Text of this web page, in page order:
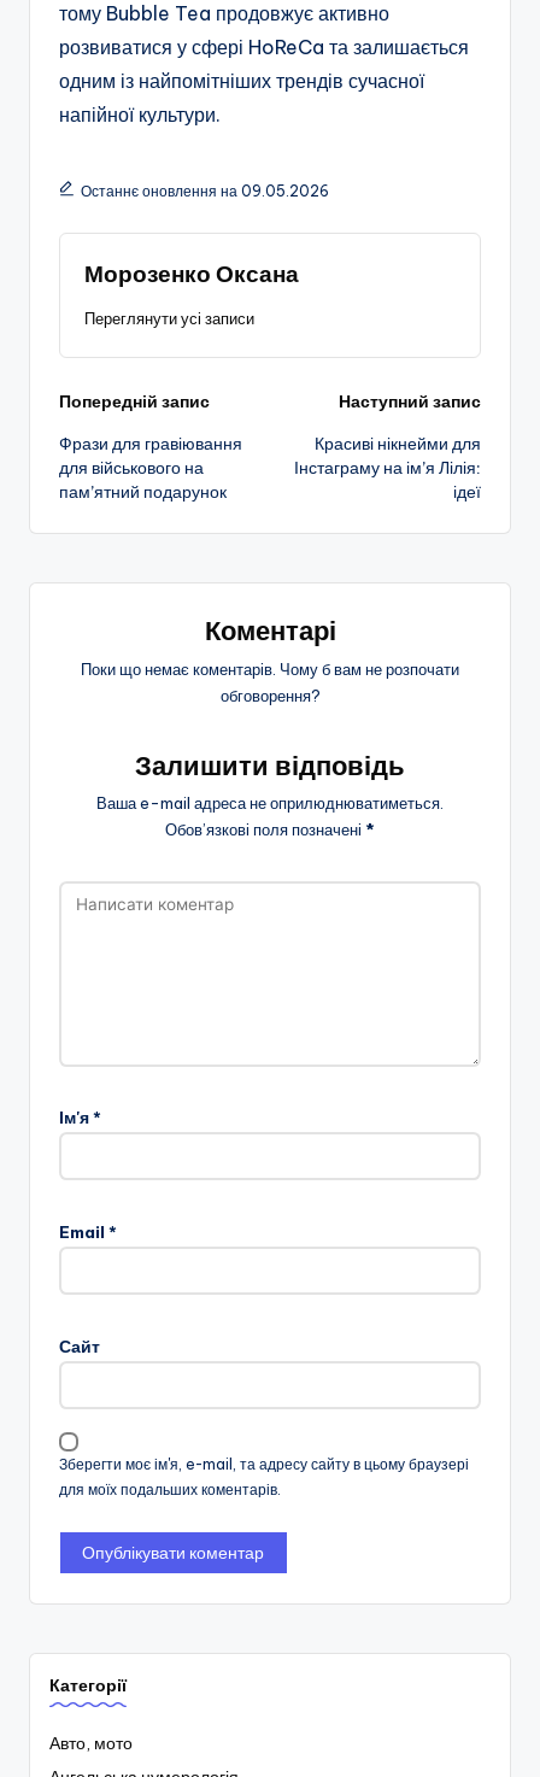
тому Bubble Tea продовжує активно
розвиватися у сфері HoReCa та залишається
одним із найпомітніших трендів сучасної
напійної культури.
Останнє оновлення на 09.05.2026
Морозенко Оксана
Переглянути усі записи
Навігація
по
запису
Попередній запис
Фрази для гравіювання
для військового на
пам’ятний подарунок
Наступний запис
Красиві нікнейми для
Інстаграму на ім’я Лілія:
ідеї
Коментарі
Поки що немає коментарів. Чому б вам не розпочати
обговорення?
Залишити відповідь
Ваша e-mail адреса не оприлюднюватиметься.
Обов’язкові поля позначені *
Ім'я*
Email *
Сайт
Зберегти моє ім'я, e-mail, та адресу сайту в цьому браузері
для моїх подальших коментарів.
Категорії
Авто, мото